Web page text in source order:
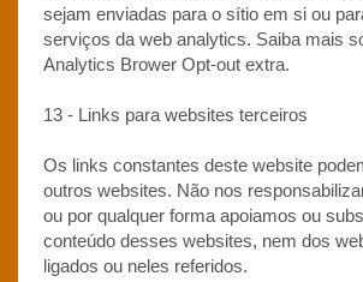
sejam enviadas para o sítio em si ou
serviços da web analytics. Saiba mais
Analytics Brower Opt-out extra.
13 - Links para websites terceiros
Os links constantes deste website
outros websites. Não nos
ou por qualquer forma apoiamos ou
conteúdo desses websites, nem dos
ligados ou neles referidos.